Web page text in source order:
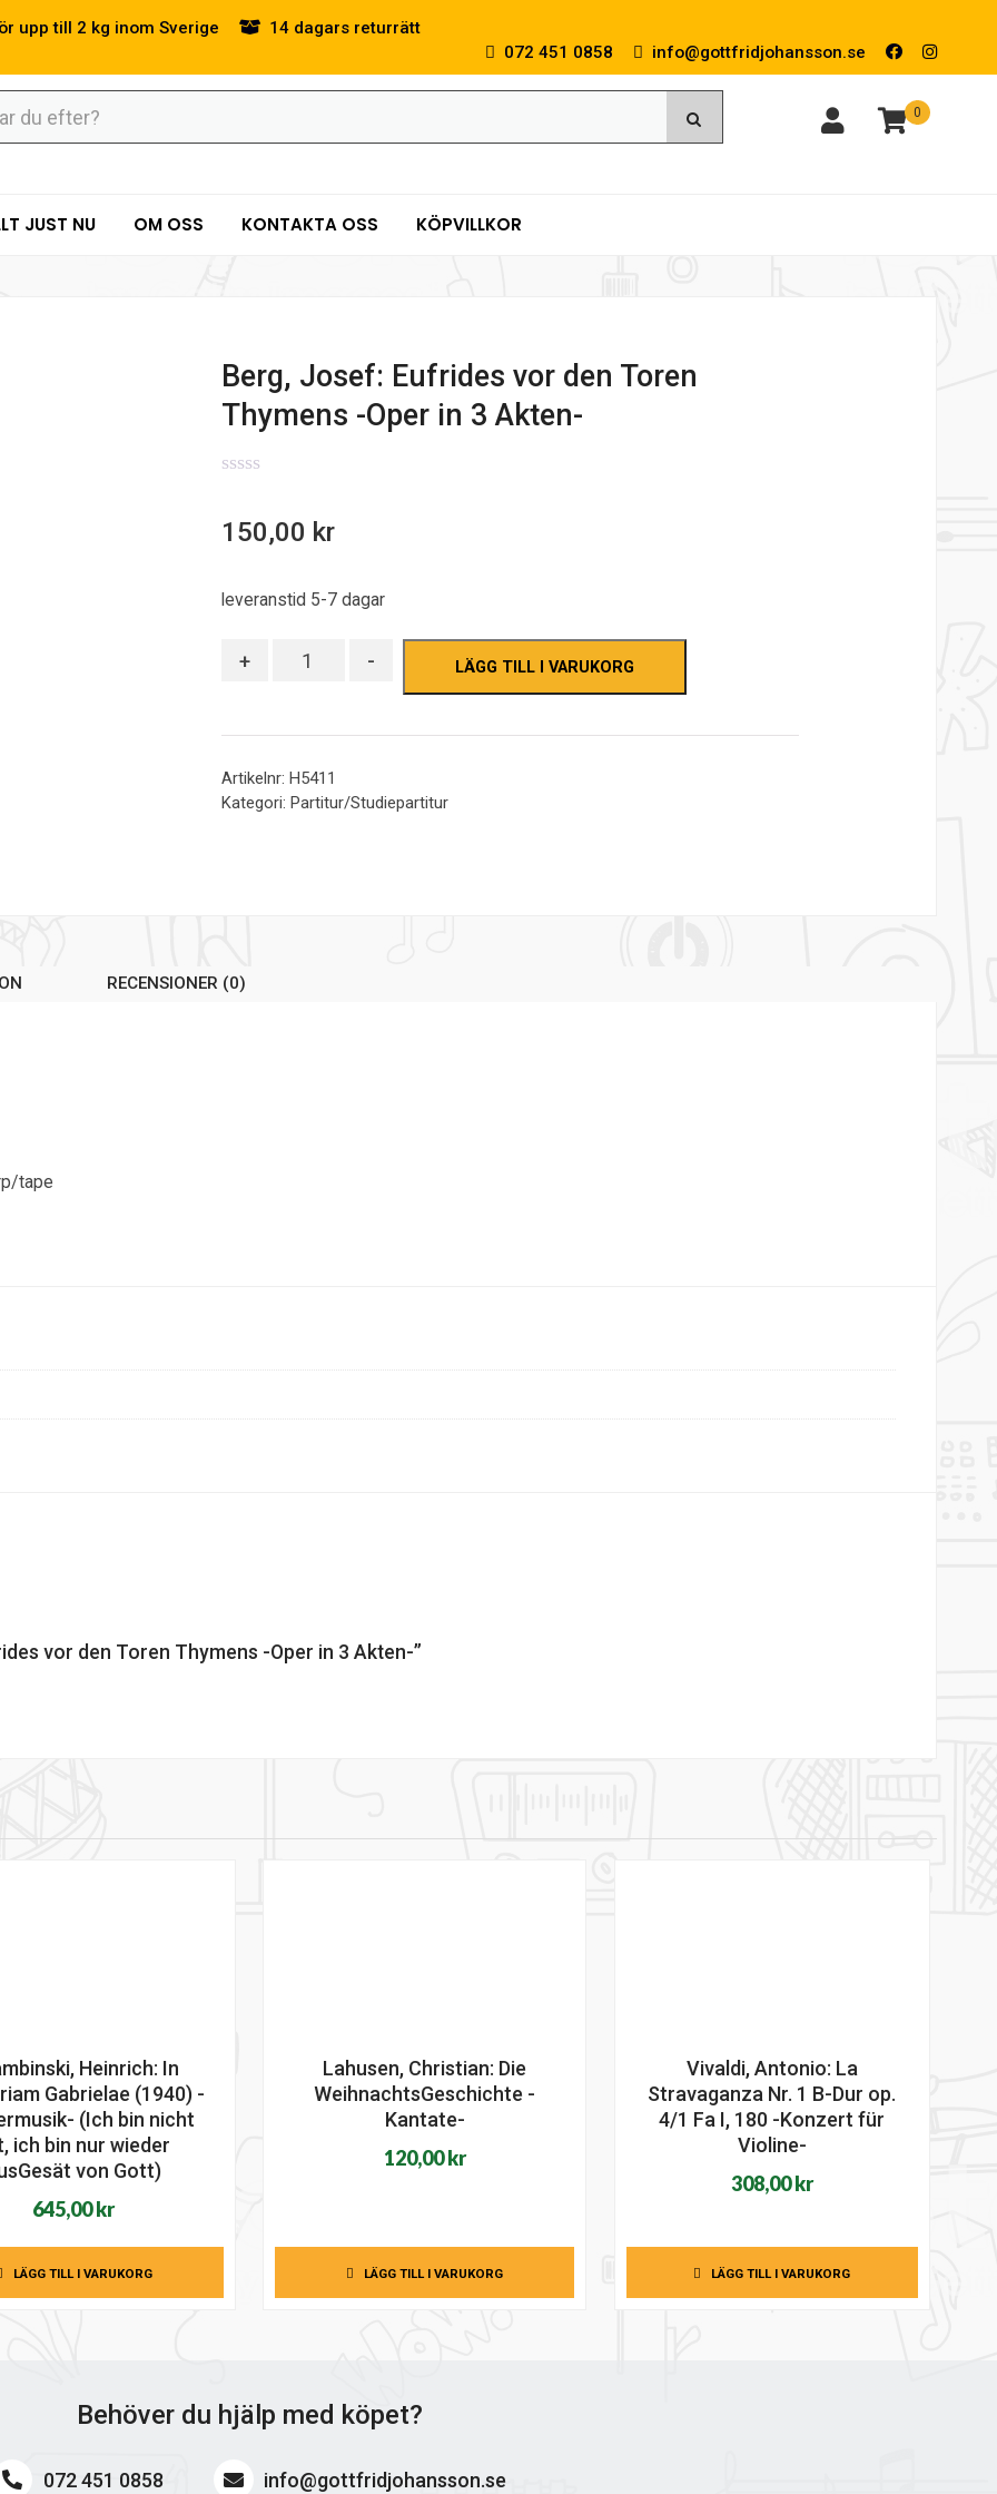
upp till 2 kg inom Sverige
14 dagars returrätt
072 451 0858
info@gottfridjohansson.se
0
JUST NU OM OSS KONTAKTA OSS KÖPVILLKOR
Berg, Josef: Eufrides vor den Toren
Thymens -Oper in 3 Akten-
of
150,00 kr
leveranstid 5-7 dagar
+ Antal - LÄGG TILL I VARUKORG
Artikelnr:H5411
Kategori:Partitur/Studiepartitur
RECENSIONER (0)
tape
vor den Toren Thymens -Oper in 3 Akten-”
Heinrich: In
Gabrielae (1940) -
(Ich bin nicht
ich bin nur wieder
von Gott)
645,00kr
LÄGG TILL I VARUKORG
Lahusen, Christian: Die
WeihnachtsGeschichte -
Kantate-
120,00kr
LÄGG TILL I VARUKORG
Vivaldi, Antonio: La
Stravaganza Nr. 1 B-Dur op.
4/1 Fa I, 180 -Konzert für
Violine-
308,00kr
LÄGG TILL I VARUKORG
Behöver du hjälp med köpet?
072 451 0858 info@gottfridjohansson.se